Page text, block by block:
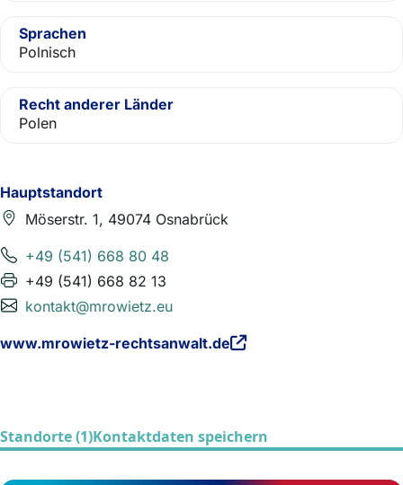
Hauptstandort
Möserstr. 1, 49074 Osnabrück
+49 (541) 668 80 48
+49 (541) 668 82 13
kontakt@mrowietz.eu
www.mrowietz-rechtsanwalt.de
Sprachen
Polnisch
Recht anderer Länder
Polen
Standorte (1)Kontaktdaten speichern